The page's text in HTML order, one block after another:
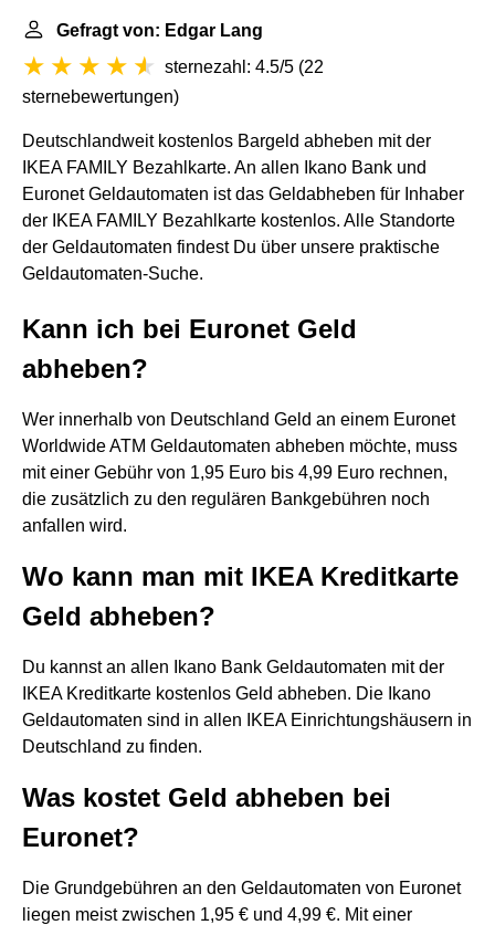
Gefragt von: Edgar Lang
sternezahl: 4.5/5 (22
sternebewertungen)
Deutschlandweit kostenlos Bargeld abheben mit der
IKEA FAMILY Bezahlkarte. An allen Ikano Bank und
Euronet Geldautomaten ist das Geldabheben für Inhaber
der IKEA FAMILY Bezahlkarte kostenlos. Alle Standorte
der Geldautomaten findest Du über unsere praktische
Geldautomaten-Suche.
Kann ich bei Euronet Geld
abheben?
Wer innerhalb von Deutschland Geld an einem Euronet
Worldwide ATM Geldautomaten abheben möchte, muss
mit einer Gebühr von 1,95 Euro bis 4,99 Euro rechnen,
die zusätzlich zu den regulären Bankgebühren noch
anfallen wird.
Wo kann man mit IKEA Kreditkarte
Geld abheben?
Du kannst an allen Ikano Bank Geldautomaten mit der
IKEA Kreditkarte kostenlos Geld abheben. Die Ikano
Geldautomaten sind in allen IKEA Einrichtungshäusern in
Deutschland zu finden.
Was kostet Geld abheben bei
Euronet?
Die Grundgebühren an den Geldautomaten von Euronet
liegen meist zwischen 1,95 € und 4,99 €. Mit einer